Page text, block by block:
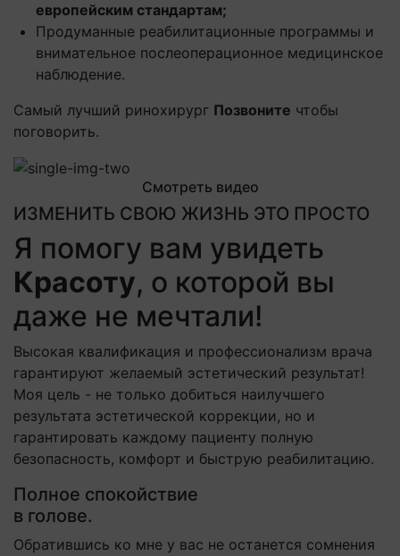
европейским стандартам;
Продуманные реабилитационные программы и
внимательное послеоперационное медицинское
наблюдение.
Самый лучший ринохирург Позвоните чтобы
поговорить.
Смотреть видео
ИЗМЕНИТЬ СВОЮ ЖИЗНЬ ЭТО ПРОСТО
Я помогу вам увидеть
Красоту, о которой вы
даже не мечтали!
Высокая квалификация и профессионализм врача
гарантируют желаемый эстетический результат!
Моя цель - не только добиться наилучшего
результата эстетической коррекции, но и
гарантировать каждому пациенту полную
безопасность, комфорт и быструю реабилитацию.
Полное спокойствие
в голове.
Обратившись ко мне у вас не останется сомнения